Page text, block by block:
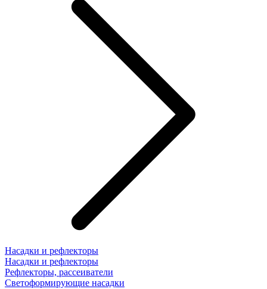
Насадки и рефлекторы
Насадки и рефлекторы
Рефлекторы, рассеиватели
Светоформирующие насадки